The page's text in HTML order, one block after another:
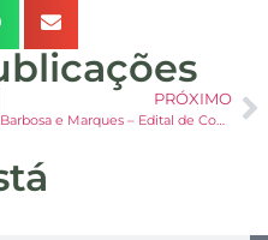
PRÓXIMO
Barbosa e Marques – Edital de Convocação de Audiência de Conciliação